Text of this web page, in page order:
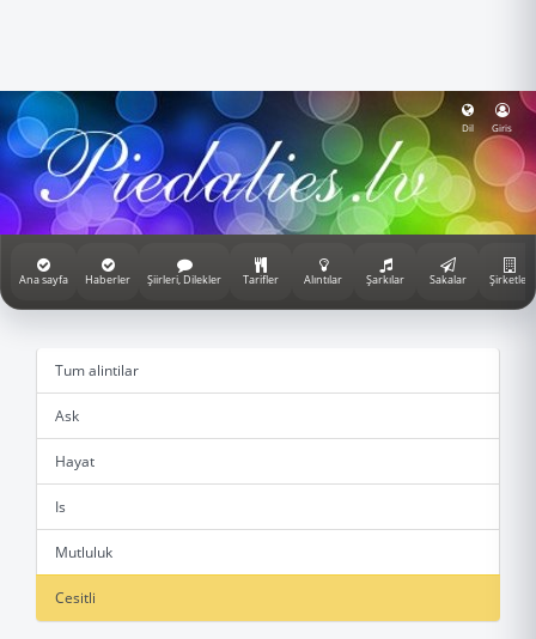
Dil Giris
Ana sayfa Haberler Şiirleri, Dilekler Tarifler Alıntılar Şarkılar Sakalar Şirketler
Tum alintilar
Ask
Hayat
Is
Mutluluk
Cesitli